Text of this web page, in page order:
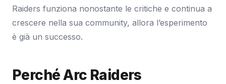
Raiders funziona nonostante le critiche e continua a
crescere nella sua community, allora l’esperimento
è già un successo.
Perché Arc Raiders